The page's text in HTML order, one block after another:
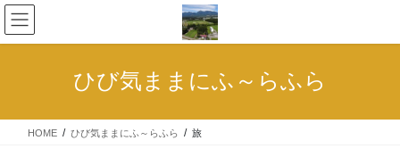
コ
ン
テ
ス
ナ
ビ
ゲ
ン
ひび気ままにふ～らふら
HOME ひび気ままにふ～らふら 旅